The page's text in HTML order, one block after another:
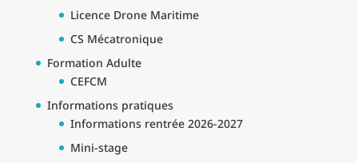
Licence Drone Maritime
CS Mécatronique
Formation Adulte
CEFCM
Informations pratiques
Informations rentrée 2026-2027
Mini-stage